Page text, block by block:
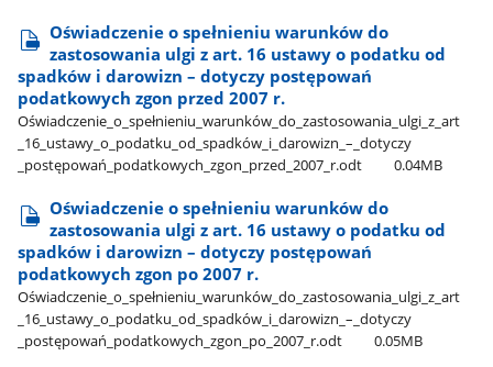
Oświadczenie o spełnieniu warunków do
zastosowania ulgi z art. 16 ustawy o podatku od
spadków i darowizn – dotyczy postępowań
podatkowych zgon przed 2007 r.
Oświadczenie​_o​_spełnieniu​_warunków​_do​_zastosowania​_ulgi​_z​_art​
_16​_ustawy​_o​_podatku​_od​_spadków​_i​_darowizn​_–​_dotyczy​
_postępowań​_podatkowych​_zgon​_przed​_2007​_r.odt
0.04MB
Oświadczenie o spełnieniu warunków do
zastosowania ulgi z art. 16 ustawy o podatku od
spadków i darowizn – dotyczy postępowań
podatkowych zgon po 2007 r.
Oświadczenie​_o​_spełnieniu​_warunków​_do​_zastosowania​_ulgi​_z​_art​
_16​_ustawy​_o​_podatku​_od​_spadków​_i​_darowizn​_–​_dotyczy​
_postępowań​_podatkowych​_zgon​_po​_2007​_r.odt
0.05MB